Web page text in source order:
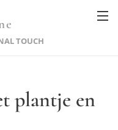
TOUCH
plantje en